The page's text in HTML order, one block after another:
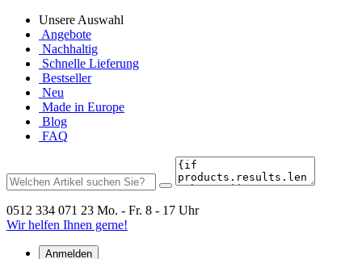
Unsere Auswahl
Angebote
Nachhaltig
Schnelle Lieferung
Bestseller
Neu
Made in Europe
Blog
FAQ
0512 334 071 23 Mo. - Fr. 8 - 17 Uhr
Wir helfen Ihnen gerne!
Anmelden